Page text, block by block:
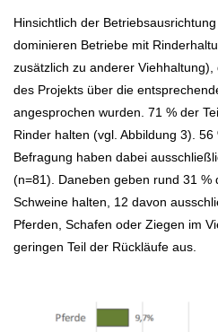
Hinsichtlich der
dominieren Betriebe mit
zusätzlich zu anderer Viehhaltung),
des Projekts über die
angesprochen wurden. 71 % der
Rinder halten (vgl. Abbildung 3).
Befragung haben dabei
(n=81). Daneben geben rund 31 %
Schweine halten, 12 davon
Pferden, Schafen oder Ziegen im
geringen Teil der Rückläufe aus.